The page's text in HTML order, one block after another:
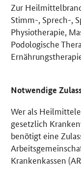
Zur
Stimm-, Sprech-,
Physiotherapie,
Podologische
Notwendige
Wer als
gesetzlich
benötigt eine
Krankenkassen